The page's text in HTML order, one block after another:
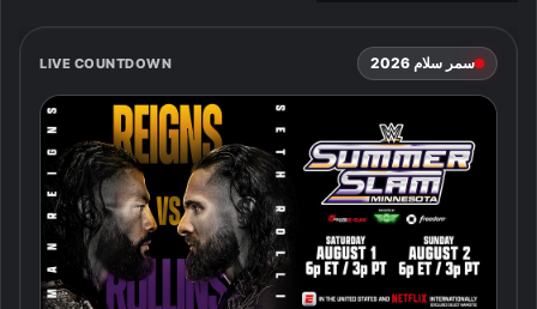
سمر سلام 2026 LIVE COUNTDOWN